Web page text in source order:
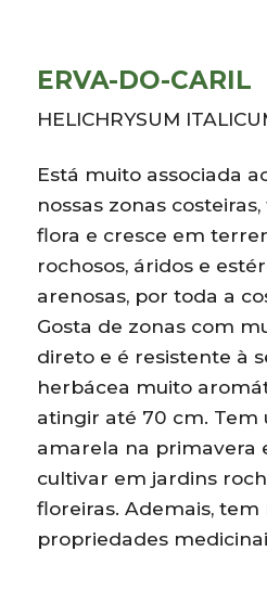
ERVA-DO-CARIL
HELICHRYSUM
Está muito associada
nossas zonas
flora e cresce em
rochosos, áridos e
arenosas, por toda a
Gosta de zonas com
direto e é resistente à
herbácea muito
atingir até 70 cm. Tem
amarela na primavera
cultivar em jardins
floreiras. Ademais, tem
propriedades